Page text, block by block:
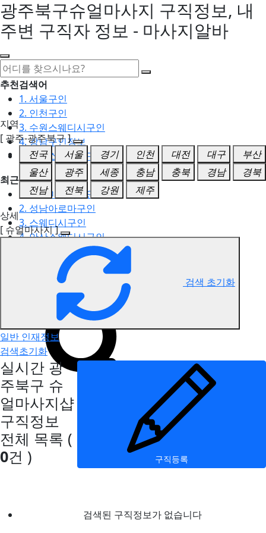
광주북구슈얼마사지 구직정보, 내
주변 구직자 정보 - 마사지알바
추천검색어
1. 서울구인
2. 인천구인
3. 수원스웨디시구인
4. 강남구인정보
5. 동탄스웨디시구인
최근검색어
1. 일산마사지구인
2. 성남아로마구인
3. 스웨디시구인
4. 안산스웨디시구인
5. 아로마구인
광주북구 슈얼마사지 구직정보
지역
[ 광주-광주북구 ]
전국
서울 경기 인천 대전 대구
부산
울산
광주 세종 충남 충북 경남
경북
전남
전북 강원
제주
상세
[ 슈얼마사지 ]
검색 초기화
일반 인재정보
검색초기화
실시간 광
주북구 슈
얼마사지샵
구직정보
전체 목록 (
0건 ) 구직등록
검색된 구직정보가 없습니다